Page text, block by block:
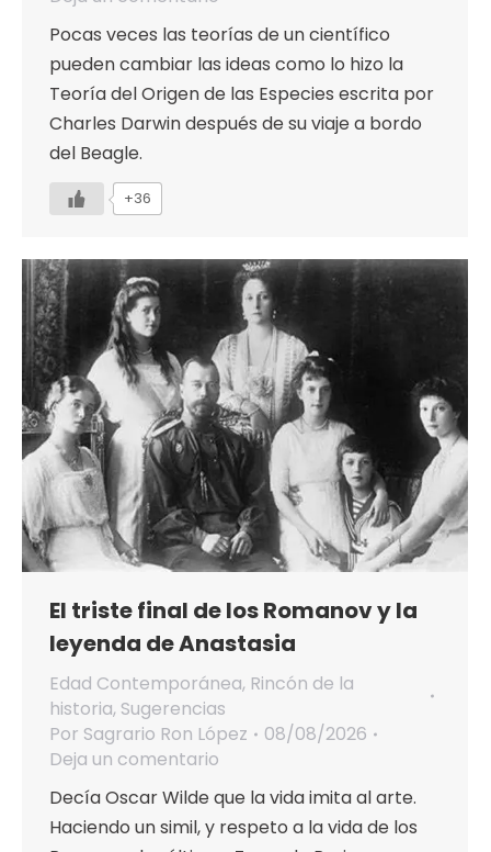
Pocas veces las teorías de un científico
pueden cambiar las ideas como lo hizo la
Teoría del Origen de las Especies escrita por
Charles Darwin después de su viaje a bordo
del Beagle.
+36
El triste final de los Romanov y la
leyenda de Anastasia
Edad Contemporánea, Rincón de la
historia, Sugerencias
Por Sagrario Ron López
08/08/2026
Deja un comentario
Decía Oscar Wilde que la vida imita al arte.
Haciendo un simil, y respeto a la vida de los